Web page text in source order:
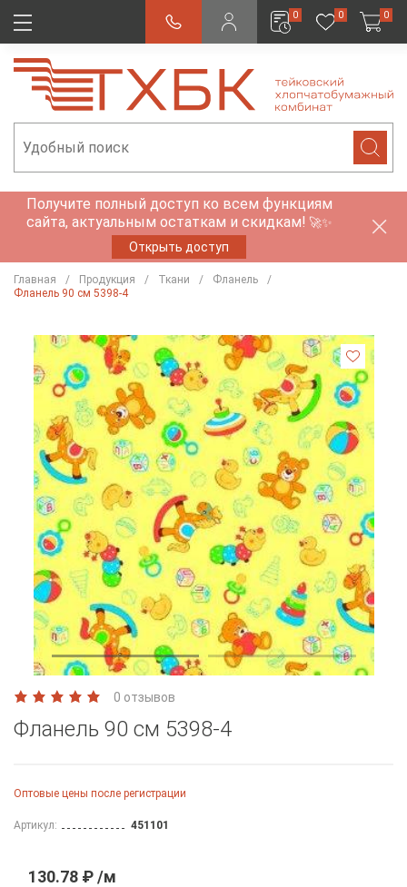
0 0 0
Получите полный доступ ко всем функциям
сайта, актуальным остаткам и скидкам! 🚀✨
Открыть доступ
Главная Продукция Ткани
Фланель
Фланель 90 см 5398-4
0 отзывов
Фланель 90 см 5398-4
Оптовые цены после регистрации
Артикул: 451101
130.78 ₽ /м